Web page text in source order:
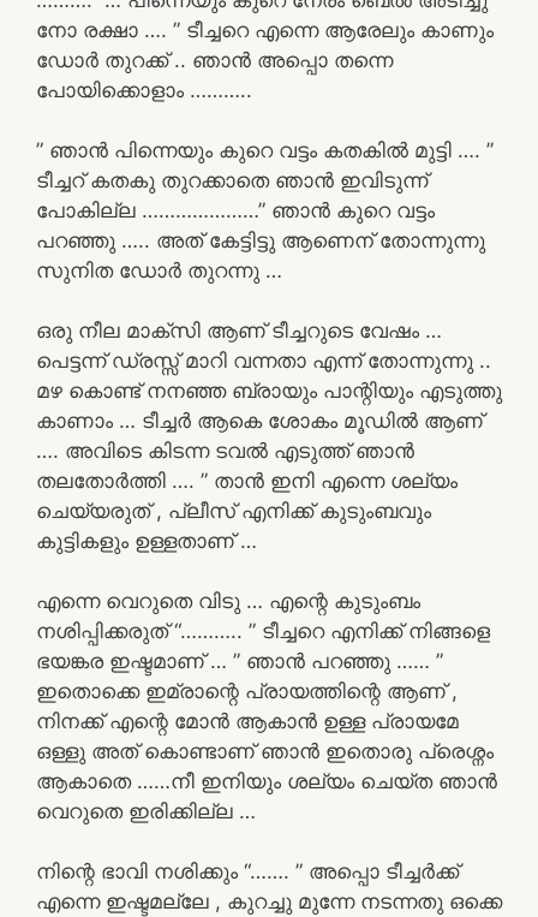
നോ രക്ഷാ …. ” ടീച്ചറെ എന്നെ ആരേലും കാണും
ഡോർ തുറക്ക് .. ഞാൻ അപ്പൊ തന്നെ
പോയിക്കൊളാം ………..
” ഞാൻ പിന്നെയും കുറെ വട്ടം കതകിൽ മുട്ടി …. ”
ടീച്ചറ് കതകു തുറക്കാതെ ഞാൻ ഇവിടുന്ന്
പോകില്ല …………………” ഞാൻ കുറെ വട്ടം
പറഞ്ഞു ….. അത് കേട്ടിട്ടു ആണെന് തോന്നുന്നു
സുനിത ഡോർ തുറന്നു …
ഒരു നീല മാക്സി ആണ് ടീച്ചറുടെ വേഷം …
പെട്ടന്ന് ഡ്രസ്സ് മാറി വന്നതാ എന്ന് തോന്നുന്നു ..
മഴ കൊണ്ട് നനഞ്ഞ ബ്രായും പാന്റിയും എടുത്തു
കാണാം … ടീച്ചർ ആകെ ശോകം മൂഡിൽ ആണ്
…. അവിടെ കിടന്ന ടവൽ എടുത്ത് ഞാൻ
തലതോർത്തി …. ” താൻ ഇനി എന്നെ ശല്യം
ചെയ്യരുത് , പ്ലീസ് എനിക്ക് കുടുംബവും
കുട്ടികളും ഉള്ളതാണ് …
എന്നെ വെറുതെ വിടു … എന്റെ കുടുംബം
നശിപ്പിക്കരുത് “……….. ” ടീച്ചറെ എനിക്ക് നിങ്ങളെ
ഭയങ്കര ഇഷ്ടമാണ് … ” ഞാൻ പറഞ്ഞു …… ”
ഇതൊക്കെ ഇമ്രാന്റെ പ്രായത്തിന്റെ ആണ് ,
നിനക്ക് എന്റെ മോൻ ആകാൻ ഉള്ള പ്രായമേ
ഒള്ളു അത് കൊണ്ടാണ് ഞാൻ ഇതൊരു പ്രെശ്നം
ആകാതെ ……നീ ഇനിയും ശല്യം ചെയ്ത ഞാൻ
വെറുതെ ഇരിക്കില്ല …
നിന്റെ ഭാവി നശിക്കും “……. ” അപ്പൊ ടീച്ചർക്ക്
എന്നെ ഇഷ്ടമല്ലേ , കുറച്ചു മുന്നേ നടന്നതു ഒക്കെ